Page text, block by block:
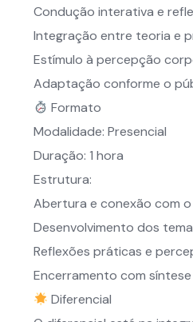
Condução interativa e
Integração entre teoria e
Estímulo à percepção
Adaptação conforme o
Formato
Modalidade: Presencial
Duração: 1 hora
Estrutura:
Abertura e conexão com
Desenvolvimento dos
Reflexões práticas e
Encerramento com
Diferencial